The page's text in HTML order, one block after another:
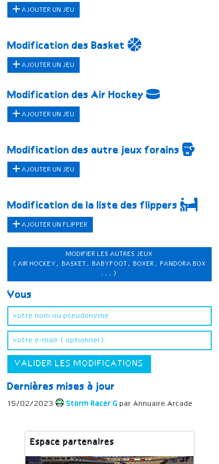
AJOUTER UN JEU
Modification des Basket
AJOUTER UN JEU
Modification des Air Hockey
AJOUTER UN JEU
Modification des autre jeux forains
AJOUTER UN JEU
Modification de la liste des flippers
AJOUTER UN FLIPPER
MODIFIER LES AUTRES JEUX
(AIR HOCKEY, BASKET, BABYFOOT, BOXER, PANDORA BOX
...)
Vous
VALIDER LES MODIFICATIONS
Dernières mises à jour
15/02/2023 Storm Racer G par Annuaire Arcade
Espace partenaires